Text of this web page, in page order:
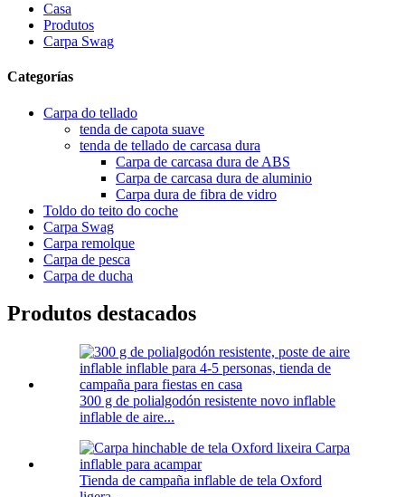
Casa
Produtos
Carpa Swag
Categorías
Carpa do tellado
tenda de capota suave
tenda de tellado de carcasa dura
Carpa de carcasa dura de ABS
Carpa de carcasa dura de aluminio
Carpa dura de fibra de vidro
Toldo do teito do coche
Carpa Swag
Carpa remolque
Carpa de pesca
Carpa de ducha
Produtos destacados
300 g de polialgodón resistente novo inflable
inflable de aire...
Tienda de campaña inflable de tela Oxford